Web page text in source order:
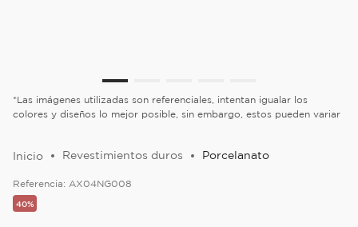
*Las imágenes utilizadas son referenciales, intentan igualar los
colores y diseños lo mejor posible, sin embargo, estos pueden variar
Revestimientos duros Porcelanato
Referencia: AX04NG008
40%